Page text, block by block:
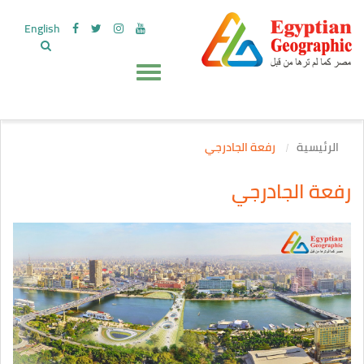
English
الرئيسية رفعة الجادرجي
رفعة الجادرجي